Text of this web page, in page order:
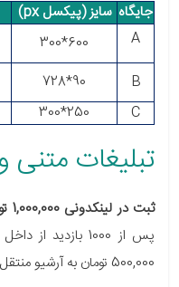
جایگاه سایز (پیکسل px)
A
600*300
B
90*728
C
250*300
تبلیغات متنی
ثبت در لینکدونی 1,000,000 تومان
پس از 1000
500,000 تومان به آرشیو منتقل می شود.